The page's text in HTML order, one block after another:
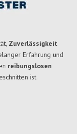
Zuverlässigkeit
Erfahrung und
reibungslosen
ist.